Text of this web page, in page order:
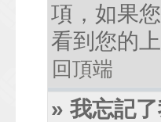
項，如果
看到您的
回頂端
» 我忘記了